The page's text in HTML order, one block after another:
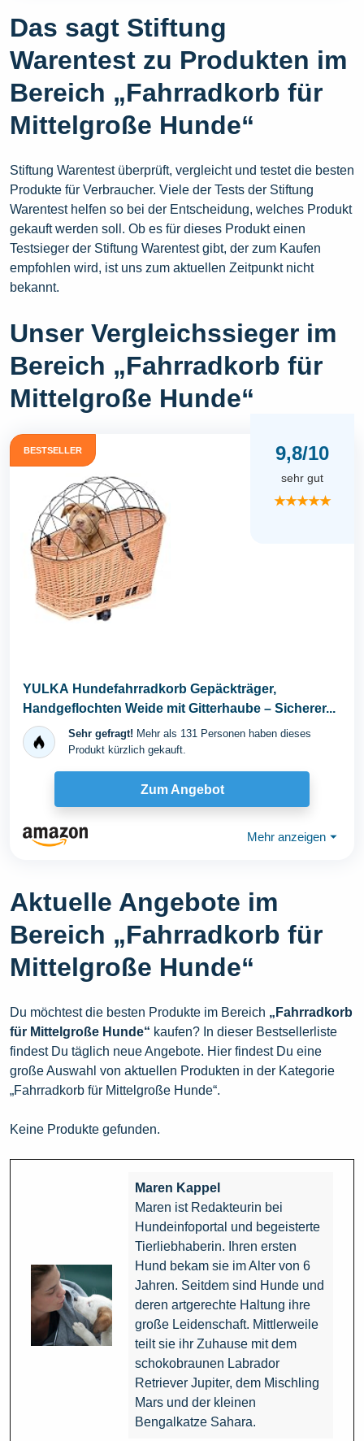
Das sagt Stiftung
Warentest zu Produkten im
Bereich „Fahrradkorb für
Mittelgroße Hunde“
Stiftung Warentest überprüft, vergleicht und testet die besten
Produkte für Verbraucher. Viele der Tests der Stiftung
Warentest helfen so bei der Entscheidung, welches Produkt
gekauft werden soll. Ob es für dieses Produkt einen
Testsieger der Stiftung Warentest gibt, der zum Kaufen
empfohlen wird, ist uns zum aktuellen Zeitpunkt nicht
bekannt.
Unser Vergleichssieger im
Bereich „Fahrradkorb für
Mittelgroße Hunde“
BESTSELLER 9,8/10
sehr gut
★★★★★
YULKA Hundefahrradkorb Gepäckträger,
Handgeflochten Weide mit Gitterhaube – Sicherer...
Sehr gefragt! Mehr als 131 Personen haben dieses
Produkt kürzlich gekauft.
Zum Angebot
Mehr anzeigen ⏷
Aktuelle Angebote im
Bereich „Fahrradkorb für
Mittelgroße Hunde“
Du möchtest die besten Produkte im Bereich „Fahrradkorb
für Mittelgroße Hunde“ kaufen? In dieser Bestsellerliste
findest Du täglich neue Angebote. Hier findest Du eine
große Auswahl von aktuellen Produkten in der Kategorie
„Fahrradkorb für Mittelgroße Hunde“.
Keine Produkte gefunden.
Maren Kappel
Maren ist Redakteurin bei
Hundeinfoportal und begeisterte
Tierliebhaberin. Ihren ersten
Hund bekam sie im Alter von 6
Jahren. Seitdem sind Hunde und
deren artgerechte Haltung ihre
große Leidenschaft. Mittlerweile
teilt sie ihr Zuhause mit dem
schokobraunen Labrador
Retriever Jupiter, dem Mischling
Mars und der kleinen
Bengalkatze Sahara.